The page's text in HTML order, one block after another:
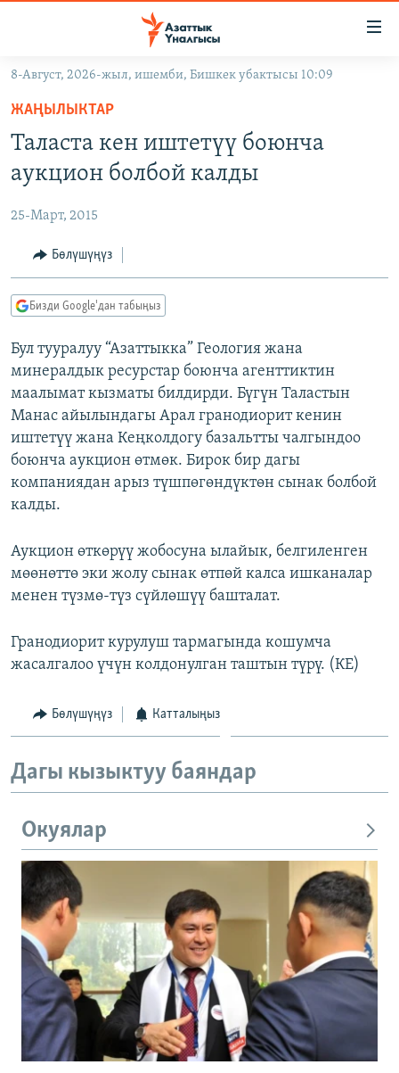
Навигацияга
өтүңүз
Издөөгө
салыңыз
ЭКОНОМИКА
МАДАНИЯТ
БОРБОР АЗИЯ
УКРАИНА
АТАЙЫН ИЛИКТӨӨ
ТВ ПРОГРАММАЛАР
ЭКСПЕРТТЕР ТАЛДАЙТ
БИЗ ЖАНА ДҮЙНӨ
ДАНИСТЕ
ЭЖЕ-СИҢДИЛЕР
АЗАТТЫК+
ЫҢГАЙСЫЗ СУРООЛОР
ӨЗГӨЧӨ ПИКИР
Русский
ОНЛАЙН ШЕРИНЕ
8-Август, 2026-жыл, ишемби, Бишкек убактысы 10:09
ЖАҢЫЛЫКТАР
Таласта кен иштетүү боюнча
аукцион болбой калды
25-Март, 2015
Бөлүшүңүз
Бизди Google'дан табыңыз
Бул тууралуу “Азаттыкка” Геология жана
минералдык ресурстар боюнча агенттиктин
маалымат кызматы билдирди. Бүгүн Таластын
Манас айылындагы Арал гранодиорит кенин
иштетүү жана Кеңколдогу базальтты чалгындоо
боюнча аукцион өтмөк. Бирок бир дагы
компаниядан арыз түшпөгөндүктөн сынак болбой
калды.
Аукцион өткөрүү жобосуна ылайык, белгиленген
мөөнөттө эки жолу сынак өтпөй калса ишканалар
менен түзмө-түз сүйлөшүү башталат.
Гранодиорит курулуш тармагында кошумча
жасалгалоо үчүн колдонулган таштын түрү. (КЕ)
Бөлүшүңүз Катталыңыз
Дагы кызыктуу баяндар
Окуялар